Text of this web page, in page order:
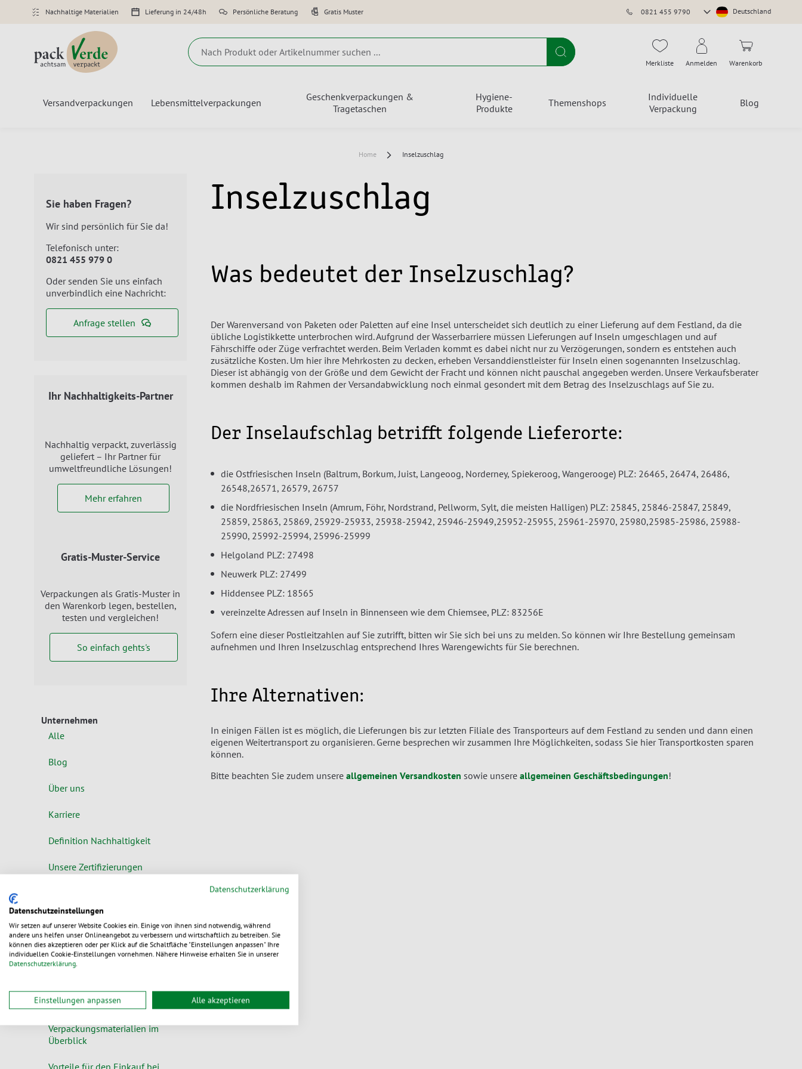
Nachhaltige Materialien Lieferung in 24/48h Persönliche Beratung Gratis Muster 0821 455 9790
Store
Deutschland
Suche Merkliste Anmelden Warenkorb
Versandverpackungen Lebensmittelverpackungen
Geschenkverpackungen &
Tragetaschen
Hygiene-
Produkte
Themenshops
Individuelle
Verpackung
Blog
Home Inselzuschlag
Inselzuschlag
Was bedeutet der Inselzuschlag?
Der Warenversand von Paketen oder Paletten auf eine Insel unterscheidet sich deutlich zu einer Lieferung auf dem Festland, da die
übliche Logistikkette unterbrochen wird. Aufgrund der Wasserbarriere müssen Lieferungen auf Inseln umgeschlagen und auf
Fährschiffe oder Züge verfrachtet werden. Beim Verladen kommt es dabei nicht nur zu Verzögerungen, sondern es entstehen auch
zusätzliche Kosten. Um hier ihre Mehrkosten zu decken, erheben Versanddienstleister für Inseln einen sogenannten Inselzuschlag.
Dieser ist abhängig von der Größe und dem Gewicht der Fracht und können nicht pauschal angegeben werden. Unsere Verkaufsberater
kommen deshalb im Rahmen der Versandabwicklung noch einmal gesondert mit dem Betrag des Inselzuschlags auf Sie zu.
Der Inselaufschlag betrifft folgende Lieferorte:
die Ostfriesischen Inseln (Baltrum, Borkum, Juist, Langeoog, Norderney, Spiekeroog, Wangerooge) PLZ: 26465, 26474, 26486,
26548,26571, 26579, 26757
die Nordfriesischen Inseln (Amrum, Föhr, Nordstrand, Pellworm, Sylt, die meisten Halligen) PLZ: 25845, 25846-25847, 25849,
25859, 25863, 25869, 25929-25933, 25938-25942, 25946-25949,25952-25955, 25961-25970, 25980,25985-25986, 25988-
25990, 25992-25994, 25996-25999
Helgoland PLZ: 27498
Neuwerk PLZ: 27499
Hiddensee PLZ: 18565
vereinzelte Adressen auf Inseln in Binnenseen wie dem Chiemsee, PLZ: 83256E
Sofern eine dieser Postleitzahlen auf Sie zutrifft, bitten wir Sie sich bei uns zu melden. So können wir Ihre Bestellung gemeinsam
aufnehmen und Ihren Inselzuschlag entsprechend Ihres Warengewichts für Sie berechnen.
Ihre Alternativen:
In einigen Fällen ist es möglich, die Lieferungen bis zur letzten Filiale des Transporteurs auf dem Festland zu senden und dann einen
eigenen Weitertransport zu organisieren. Gerne besprechen wir zusammen Ihre Möglichkeiten, sodass Sie hier Transportkosten sparen
können.
Bitte beachten Sie zudem unsere allgemeinen Versandkosten sowie unsere allgemeinen Geschäftsbedingungen!
Sie haben Fragen?
Wir sind persönlich für Sie da!
Telefonisch unter:
0821 455 979 0
Oder senden Sie uns einfach
unverbindlich eine Nachricht:
Anfrage stellen
Ihr Nachhaltigkeits-Partner
Nachhaltig verpackt, zuverlässig
geliefert – Ihr Partner für
umweltfreundliche Lösungen!
Mehr erfahren
Gratis-Muster-Service
Verpackungen als Gratis-Muster in
den Warenkorb legen, bestellen,
testen und vergleichen!
So einfach gehts's
Unternehmen
Alle
Blog
Über uns
Karriere
Definition Nachhaltigkeit
Unsere Zertifizierungen
PEFC und FSC®
FAQ / Hilfe
Kontakt
Verpackungsmaterialien im
Überblick
Vorteile für den Einkauf bei
Datenschutzerklärung
Datenschutzeinstellungen
Wir setzen auf unserer Website Cookies ein. Einige von ihnen sind notwendig, während
andere uns helfen unser Onlineangebot zu verbessern und wirtschaftlich zu betreiben. Sie
können dies akzeptieren oder per Klick auf die Schaltfläche "Einstellungen anpassen" Ihre
individuellen Cookie-Einstellungen vornehmen. Nähere Hinweise erhalten Sie in unserer
Datenschutzerklärung.
Einstellungen anpassen Alle akzeptieren